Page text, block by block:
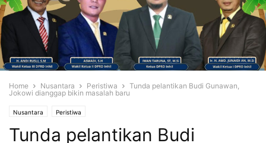
Home Nusantara Peristiwa
Tunda pelantikan Budi Gunawan,
Jokowi dianggap bikin masalah baru
Nusantara Peristiwa
Tunda pelantikan Budi